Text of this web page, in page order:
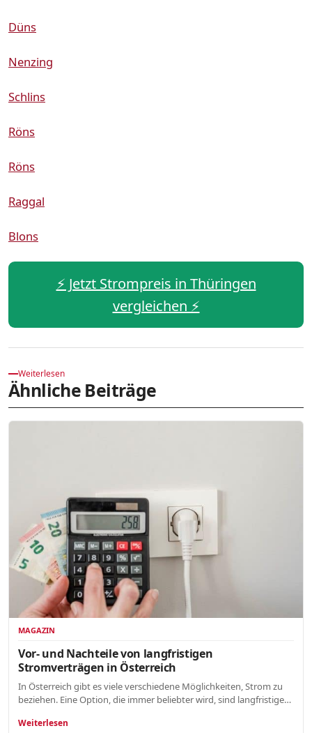
Düns
Nenzing
Schlins
Röns
Röns
Raggal
Blons
⚡️ Jetzt Strompreis in Thüringen
vergleichen ⚡️
Weiterlesen
Ähnliche Beiträge
MAGAZIN
Vor- und Nachteile von langfristigen
Stromverträgen in Österreich
In Österreich gibt es viele verschiedene Möglichkeiten, Strom zu
beziehen. Eine Option, die immer beliebter wird, sind langfristige…
Weiterlesen